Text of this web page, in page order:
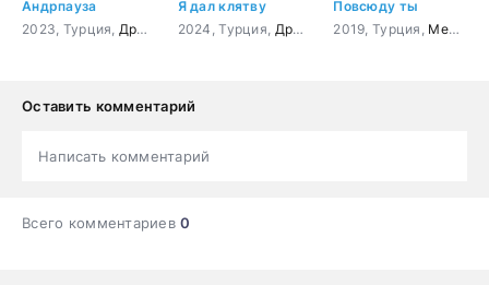
Андрпауза
2023, Турция, Драма Комедия
Я дал клятву
2024, Турция, Драма Мелодрама
Повсюду ты
2019, Турция, Мелодрама
Оставить комментарий
Написать комментарий
Всего комментариев0